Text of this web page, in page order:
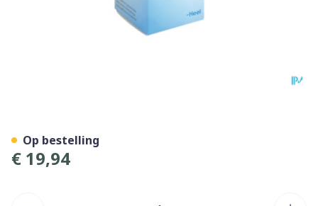
€ 19,94
Op bestelling